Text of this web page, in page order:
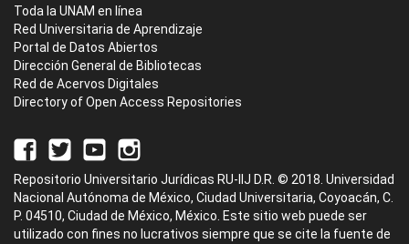
Toda la UNAM en línea
Red Universitaria de Aprendizaje
Portal de Datos Abiertos
Dirección General de Bibliotecas
Red de Acervos Digitales
Directory of Open Access Repositories
Repositorio Universitario Jurídicas RU-IIJ D.R. © 2018. Universidad
Nacional Autónoma de México, Ciudad Universitaria, Coyoacán, C.
P. 04510, Ciudad de México, México. Este sitio web puede ser
utilizado con fines no lucrativos siempre que se cite la fuente de